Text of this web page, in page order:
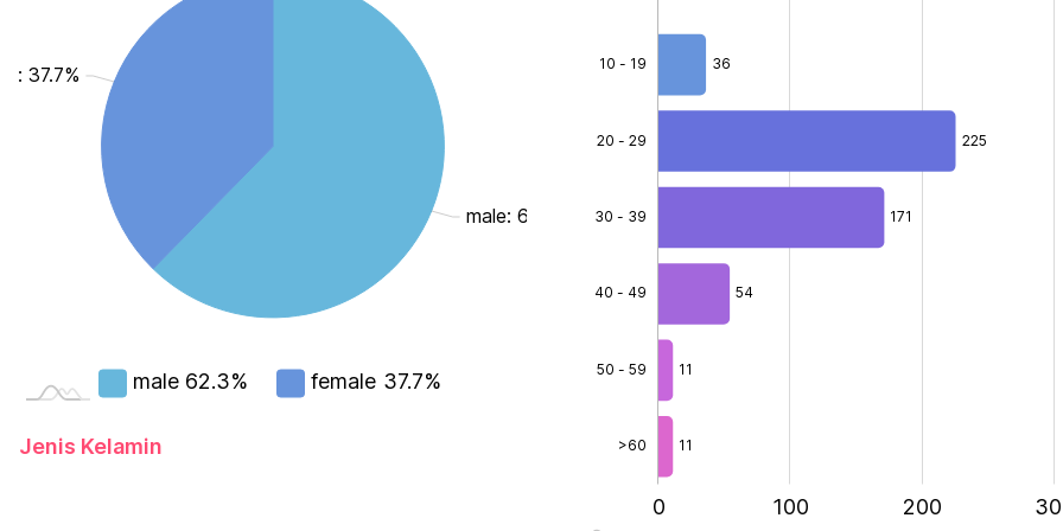
male: 62.3%
37.7%
male 62.3% female 37.7%
Jenis Kelamin
36
225
171
54
11
11
40 - 49
10 - 19
20 - 29
30 - 39
40 - 49
50 - 59
>60
-200
-100
0 100 200
400